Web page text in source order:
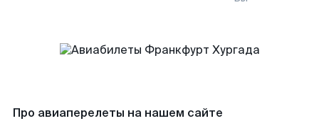
Про авиаперелеты на нашем сайте